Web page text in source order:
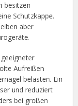
besitzen
Schutzkappe.
aber
Aufreißen
belasten. Ein
und reduziert
bei großen